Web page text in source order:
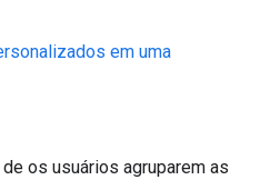
em uma
os usuários agruparem as